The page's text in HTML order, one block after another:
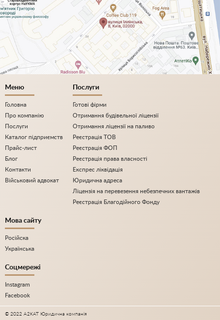
Меню
Головна
Про компанію
Послуги
Каталог підприємств
Прайс-лист
Блог
Контакти
Військовий адвокат
Послуги
Готові фірми
Отримання будівельної ліцензії
Отримання ліцензії на паливо
Реєстрація ТОВ
Реєстрація ФОП
Реєстрація права власності
Експрес ліквідація
Юридична адреса
Ліцензія на перевезення небезпечних вантажів
Реєстрація Благодійного Фонду
Мова сайту
Російска
Українська
Соцмережі
Instagram
Facebook
© 2022 A2KAT Юридична компанія